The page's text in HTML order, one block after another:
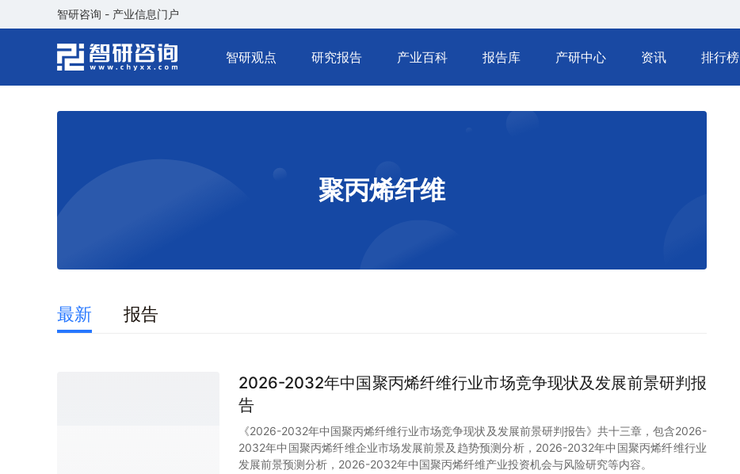
智研咨询 - 产业信息门户
智研观点 研究报告 产业百科 报告库 产研中心 资讯 排行榜
聚丙烯纤维
最新 报告
2026-2032年中国聚丙烯纤维行业市场竞争现状及发展前景研判报
告
《2026-2032年中国聚丙烯纤维行业市场竞争现状及发展前景研判报告》共十三章，包含2026-
2032年中国聚丙烯纤维企业市场发展前景及趋势预测分析，2026-2032年中国聚丙烯纤维行业
发展前景预测分析，2026-2032年中国聚丙烯纤维产业投资机会与风险研究等内容。